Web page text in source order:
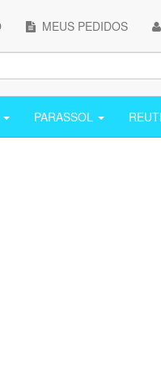
MEUS PEDIDOS
PARASSOL